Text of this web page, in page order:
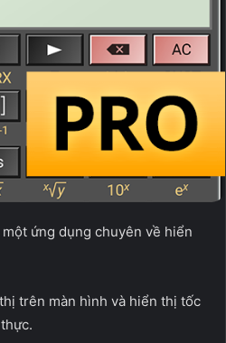
ứng dụng chuyên về hiển
trên màn hình và hiển thị tốc